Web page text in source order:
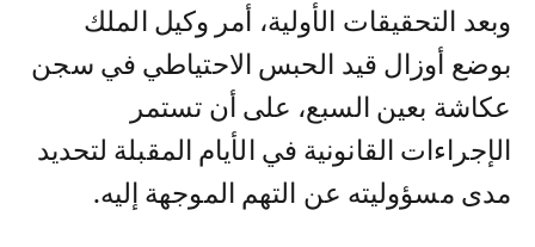
وبعد التحقيقات الأولية، أمر وكيل الملك
بوضع أوزال قيد الحبس الاحتياطي في سجن
عكاشة بعين السبع، على أن تستمر
الإجراءات القانونية في الأيام المقبلة لتحديد
مدى مسؤوليته عن التهم الموجهة إليه.